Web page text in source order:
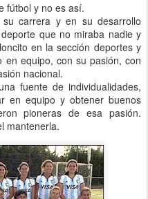
fútbol y no es así.
carrera y en su desarrollo
que no miraba nadie y
en la sección deportes y
equipo, con su pasión, con
nacional.
fuente de individualidades,
en equipo y obtener buenos
pioneras de esa pasión.
mantenerla.